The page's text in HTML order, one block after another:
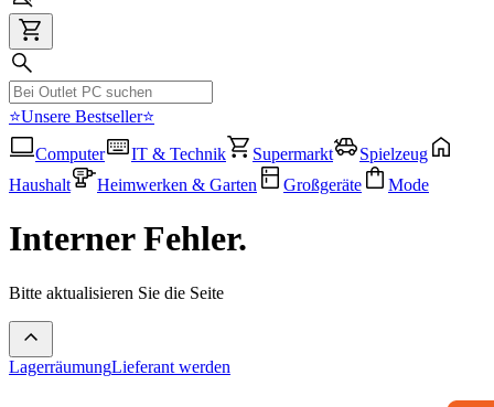
⭐Unsere Bestseller⭐
Computer
IT & Technik Supermarkt
Spielzeug
Haushalt
Heimwerken & Garten Großgeräte Mode
Interner Fehler.
Bitte aktualisieren Sie die Seite
LagerräumungLieferant werden